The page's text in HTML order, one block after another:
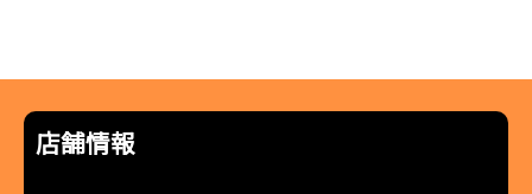
店舗情報